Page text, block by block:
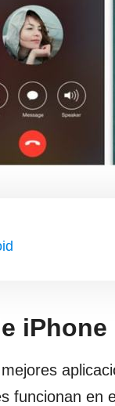
funcionan en